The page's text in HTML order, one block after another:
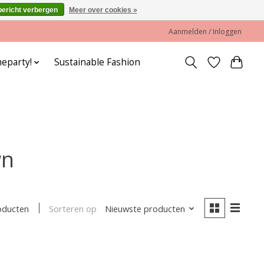
Aanmelden / Inloggen
Sustainable Fashion
Sorteren op Nieuwste producten
verbergen Meer over cookies »